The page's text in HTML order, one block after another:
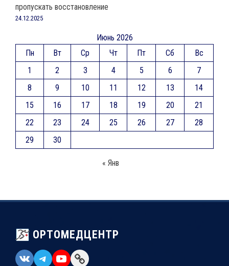
пропускать восстановление
24.12.2025
Июнь 2026
Пн
Вт Ср Чт Пт Сб
Вс
1
2 3 4 5 6
7
8
9 10 11 12 13
14
15
16 17 18 19 20
21
22
23 24 25 26 27
28
29
30
« Янв
ОРТОМЕДЦЕНТР
VK Telegram
YouTube
Link